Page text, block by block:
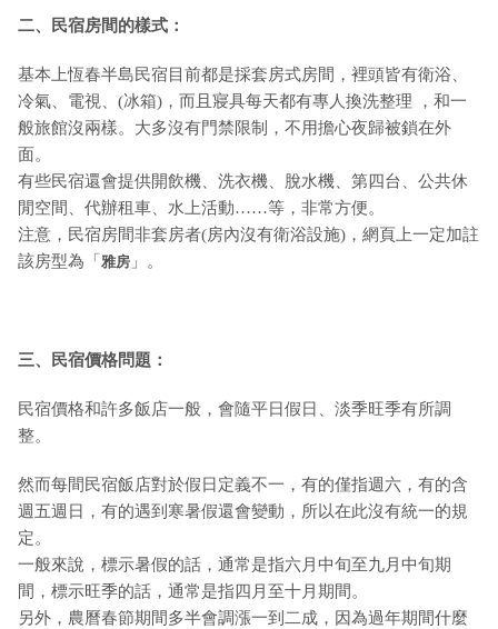
二、民宿房間的樣式：
基本上恆春半島民宿目前都是採套房式房間，裡頭皆有衛浴、
冷氣、電視、(冰箱)，而且寢具每天都有專人換洗整理 ，和一
般旅館沒兩樣。大多沒有門禁限制，不用擔心夜歸被鎖在外
面。
有些民宿還會提供開飲機、洗衣機、脫水機、第四台、公共休
閒空間、代辦租車、水上活動……等，非常方便。
注意，民宿房間非套房者(房內沒有衛浴設施)，網頁上一定加註
該房型為「 雅房 」。
三、民宿價格問題：
民宿價格和許多飯店一般，會隨平日假日、淡季旺季有所調
整。
然而每間民宿飯店對於假日定義不一，有的僅指週六，有的含
週五週日，有的遇到寒暑假還會變動，所以在此沒有統一的規
定。
一般來說，標示暑假的話，通常是指六月中旬至九月中旬期
間，標示旺季的話，通常是指四月至十月期間。
另外，農曆春節期間多半會調漲一到二成，因為過年期間什麼